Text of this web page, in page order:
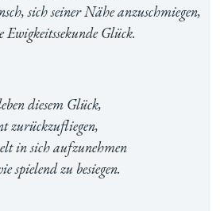
sich seiner Nähe anzuschmiegen,
Glück.
diesem Glück,
zurückzufliegen,
in sich aufzunehmen
spielend zu besiegen.